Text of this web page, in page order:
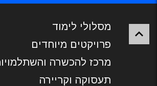
מסלולי לימוד
פרויקטים מיוחדים
מרכז להכשרה
תעסוקה וקריירה